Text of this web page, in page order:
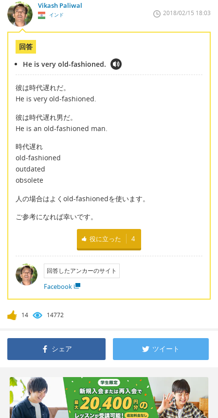
Vikash Paliwal
インド 2018/02/15 18:03
回答
He is very old-fashioned.
彼は時代遅れだ。
He is very old-fashioned.
彼は時代遅れ男だ。
He is an old-fashioned man.
時代遅れ
old-fashioned
outdated
obsolete
人の場合はよくold-fashionedを使います。
ご参考になれば幸いです。
役に立った 4
回答したアンカーのサイト
Facebook
14 14772
シェア ツイート